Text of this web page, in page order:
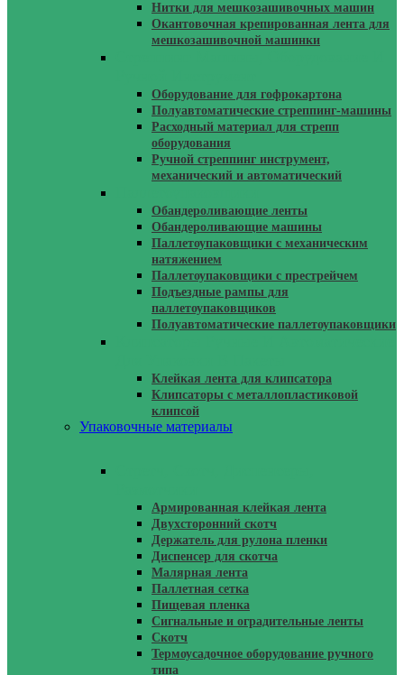
Нитки для мешкозашивочных машин
Окантовочная крепированная лента для
мешкозашивочной машинки
Оборудование для гофрокартона
Полуавтоматические стреппинг-машины
Расходный материал для стрепп
оборудования
Ручной стреппинг инструмент,
механический и автоматический
Обандероливающие ленты
Обандероливающие машины
Паллетоупаковщики с механическим
натяжением
Паллетоупаковщики с престрейчем
Подъездные рампы для
паллетоупаковщиков
Полуавтоматические паллетоупаковщики
Клейкая лента для клипсатора
Клипсаторы с металлопластиковой
клипсой
Упаковочные материалы
Армированная клейкая лента
Двухсторонний скотч
Держатель для рулона пленки
Диспенсер для скотча
Малярная лента
Паллетная сетка
Пищевая пленка
Сигнальные и оградительные ленты
Скотч
Термоусадочное оборудование ручного
типа